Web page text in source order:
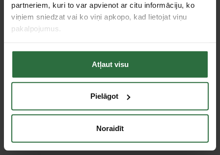
partneriem, kuri to var apvienot ar citu informāciju, ko
viņiem sniedzat vai ko viņi apkopo, kad lietojat viņu
pakalpojumus.
Atļaut visu
Pielāgot
Noraidīt
Failed to load product list.